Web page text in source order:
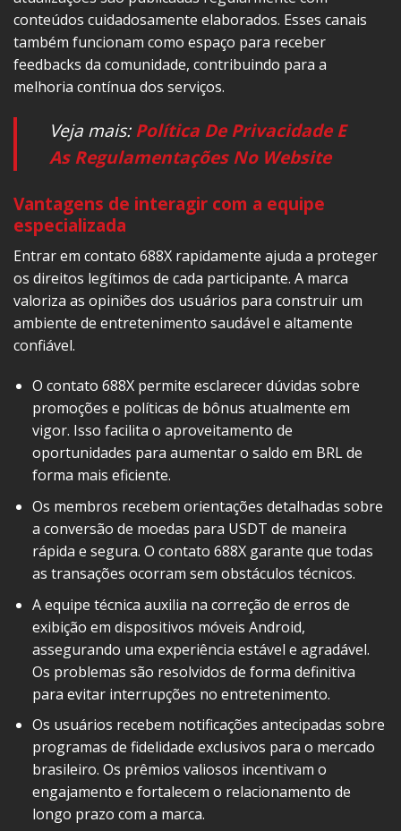
conteúdos cuidadosamente elaborados. Esses canais
também funcionam como espaço para receber
feedbacks da comunidade, contribuindo para a
melhoria contínua dos serviços.
Veja mais:Política De Privacidade E
As Regulamentações No Website
Vantagens de interagir com a equipe
especializada
Entrar em contato 688X rapidamente ajuda a proteger
os direitos legítimos de cada participante. A marca
valoriza as opiniões dos usuários para construir um
ambiente de entretenimento saudável e altamente
confiável.
O contato 688X permite esclarecer dúvidas sobre
promoções e políticas de bônus atualmente em
vigor. Isso facilita o aproveitamento de
oportunidades para aumentar o saldo em BRL de
forma mais eficiente.
Os membros recebem orientações detalhadas sobre
a conversão de moedas para USDT de maneira
rápida e segura. O contato 688X garante que todas
as transações ocorram sem obstáculos técnicos.
A equipe técnica auxilia na correção de erros de
exibição em dispositivos móveis Android,
assegurando uma experiência estável e agradável.
Os problemas são resolvidos de forma definitiva
para evitar interrupções no entretenimento.
Os usuários recebem notificações antecipadas sobre
programas de fidelidade exclusivos para o mercado
brasileiro. Os prêmios valiosos incentivam o
engajamento e fortalecem o relacionamento de
longo prazo com a marca.